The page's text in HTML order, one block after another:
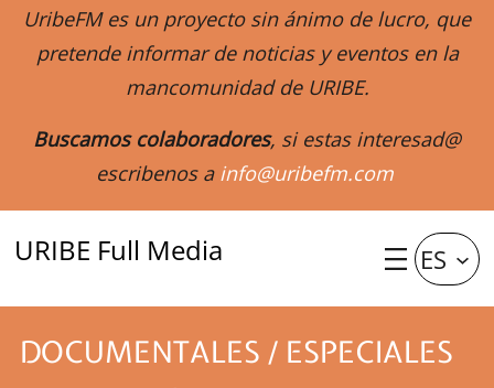
UribeFM es un proyecto sin ánimo de lucro, que
pretende informar de noticias y eventos en la
mancomunidad de URIBE.
Buscamos colaboradores, si estas interesad@
escribenos a info@uribefm.com
URIBE Full Media ES
DOCUMENTALES / ESPECIALES